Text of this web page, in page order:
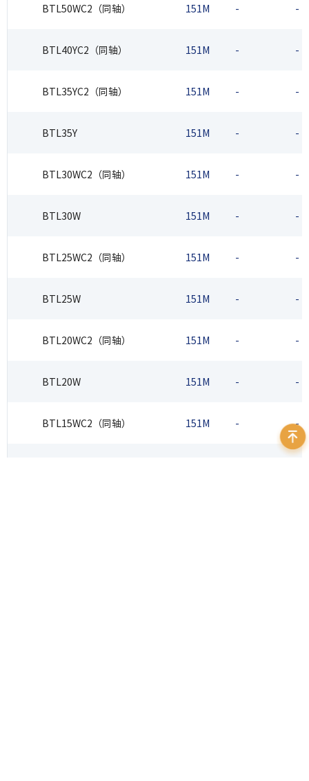
BTL50WC2（同轴） 151M - -
BTL40YC2（同轴） 151M - -
BTL35YC2（同轴） 151M - -
BTL35Y 151M - -
BTL30WC2（同轴） 151M - -
BTL30W 151M - -
BTL25WC2（同轴） 151M - -
BTL25W 151M - -
BTL20WC2（同轴） 151M - -
BTL20W 151M - -
BTL15WC2（同轴） 151M - -